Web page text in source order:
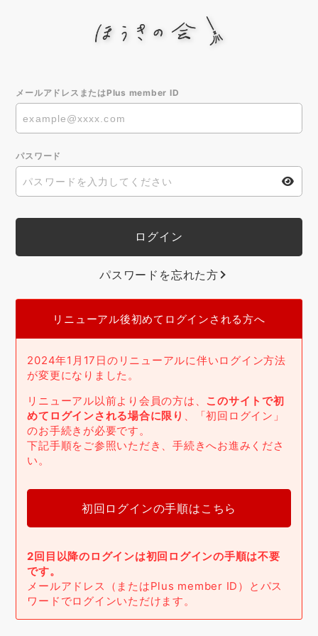
メールアドレスまたはPlus member ID
パスワード
パスワードを忘れた方
リニューアル後初めてログインされる方へ
2024年1月17日のリニューアルに伴いログイン方法
が変更になりました。
リニューアル以前より会員の方は、 このサイトで初
めてログインされる場合に限り
、「初回ログイン」
のお手続きが必要です。
下記手順をご参照いただき、手続きへお進みくださ
い。
初回ログインの手順はこちら
2回目以降のログインは初回ログインの手順は不要
です。
メールアドレス（またはPlus member ID）とパス
ワードでログインいただけます。